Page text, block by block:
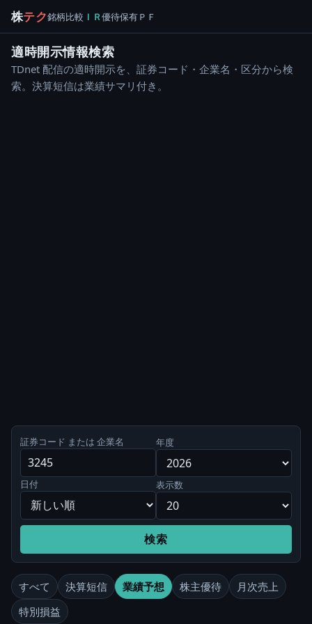
株テク銘柄比較 ＩＲ優待保有ＰＦ
適時開示情報検索
TDnet 配信の適時開示を、証券コード・企業名・区分から検
索。決算短信は業績サマリ付き。
証券コード または 企業名 年度
日付 表示数
検索
すべて 決算短信 業績予想 株主優待
月次売上
特別損益